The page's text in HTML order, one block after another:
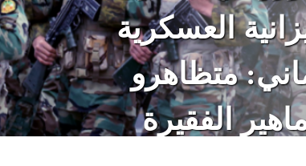
العسكرية
متظاهرو
الفقيرة